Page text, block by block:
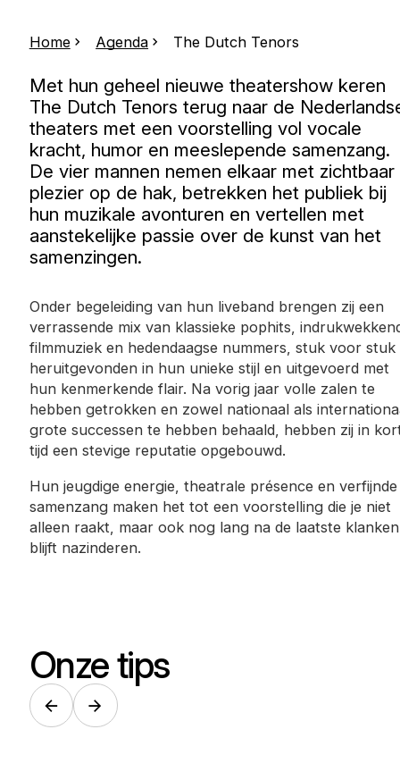
Home Agenda The Dutch Tenors
Met hun geheel nieuwe theatershow keren
The Dutch Tenors terug naar de
theaters met een voorstelling vol vocale
kracht, humor en meeslepende samenzang.
De vier mannen nemen elkaar met zichtbaar
plezier op de hak, betrekken het publiek bij
hun muzikale avonturen en vertellen met
aanstekelijke passie over de kunst van het
samenzingen.
Onder begeleiding van hun liveband brengen zij een
verrassende mix van klassieke pophits,
filmmuziek en hedendaagse nummers, stuk voor stuk
heruitgevonden in hun unieke stijl en uitgevoerd met
hun kenmerkende flair. Na vorig jaar volle zalen te
hebben getrokken en zowel nationaal als
grote successen te hebben behaald, hebben zij in
tijd een stevige reputatie opgebouwd.
Hun jeugdige energie, theatrale présence en verfijnde
samenzang maken het tot een voorstelling die je niet
alleen raakt, maar ook nog lang na de laatste klanken
blijft nazinderen.
Onze tips